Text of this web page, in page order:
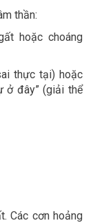
thần:
hoặc choáng
thực tại) hoặc
ở đây” (giải thể
Các cơn hoảng